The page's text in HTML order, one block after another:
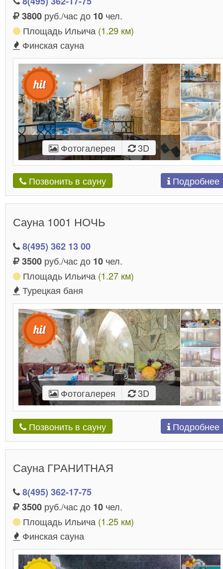
3800 руб./час до 10 чел.
Площадь Ильича (1.29 км)
Финская сауна
Фотогалерея 3D
Позвонить в сауну Подробнее
Сауна 1001 НОЧЬ
8(495) 362 13 00
3500 руб./час до 10 чел.
Площадь Ильича (1.27 км)
Турецкая баня
Фотогалерея 3D
Позвонить в сауну Подробнее
Сауна ГРАНИТНАЯ
8(495) 362-17-75
3500 руб./час до 10 чел.
Площадь Ильича (1.25 км)
Финская сауна